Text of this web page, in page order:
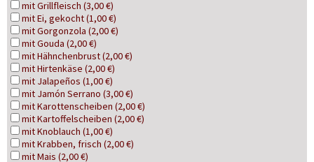
mit Grillfleisch (3,00 €)
mit Ei, gekocht (1,00 €)
mit Gorgonzola (2,00 €)
mit Gouda (2,00 €)
mit Hähnchenbrust (2,00 €)
mit Hirtenkäse (2,00 €)
mit Jalapeños (1,00 €)
mit Jamón Serrano (3,00 €)
mit Karottenscheiben (2,00 €)
mit Kartoffelscheiben (2,00 €)
mit Knoblauch (1,00 €)
mit Krabben, frisch (2,00 €)
mit Mais (2,00 €)